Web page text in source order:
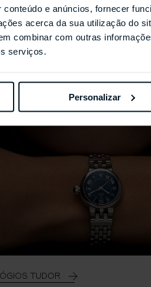
e anúncios, fornecer
acerca da sua utilização do
combinar com outras
serviços.
Personalizar
TUDOR